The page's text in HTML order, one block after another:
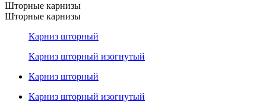
Шторные карнизы
Шторные карнизы
Карниз шторный
Карниз шторный изогнутый
Карниз шторный
Карниз шторный изогнутый